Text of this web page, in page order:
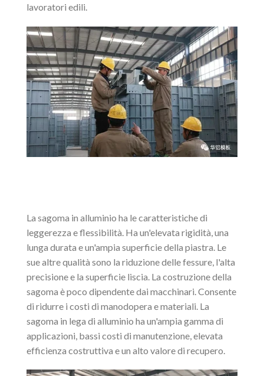
lavoratori edili.
La sagoma in alluminio ha le caratteristiche di
leggerezza e flessibilità. Ha un'elevata rigidità, una
lunga durata e un'ampia superficie della piastra. Le
sue altre qualità sono la riduzione delle fessure, l'alta
precisione e la superficie liscia. La costruzione della
sagoma è poco dipendente dai macchinari. Consente
di ridurre i costi di manodopera e materiali. La
sagoma in lega di alluminio ha un'ampia gamma di
applicazioni, bassi costi di manutenzione, elevata
efficienza costruttiva e un alto valore di recupero.